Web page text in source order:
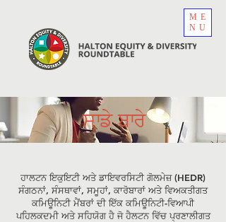
ME
NU
ਸਾਡੇ ਬਾਰੇ
ਹਾਲਟਨ ਇਕੁਇਟੀ ਅਤੇ ਡਾਇਵਰਸਿਟੀ ਗੋਲਮੇਜ਼ (HEDR)
ਸੰਗਠਨਾਂ, ਸੰਸਥਾਵਾਂ, ਸਮੂਹਾਂ, ਕਾਰੋਬਾਰਾਂ ਅਤੇ ਵਿਅਕਤੀਗਤ
ਕਮਿਊਨਿਟੀ ਮੈਂਬਰਾਂ ਦੀ ਇੱਕ ਕਮਿਊਨਿਟੀ-ਵਿਆਪੀ
ਪਹਿਲਕਦਮੀ ਅਤੇ ਸਹਿਯੋਗ ਹੈ ਜੋ ਹੈਲਟਨ ਵਿੱਚ ਪ੍ਰਣਾਲੀਗਤ